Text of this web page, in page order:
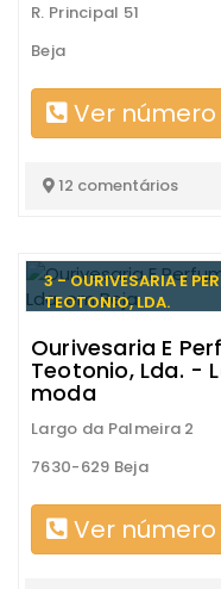
R. Principal 51
Beja
Ver
12 comentários
3 - OURIVESARIA E
TEOTONIO, LDA.
Ourivesaria E
Teotonio, Lda. -
moda
Largo da Palmeira 2
7630-629 Beja
Ver